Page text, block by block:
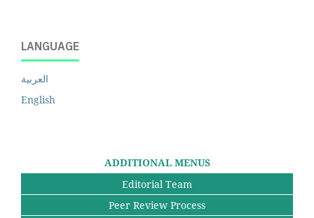
LANGUAGE
العربية
English
ADDITIONAL MENUS
Editorial Team
Peer Review Process